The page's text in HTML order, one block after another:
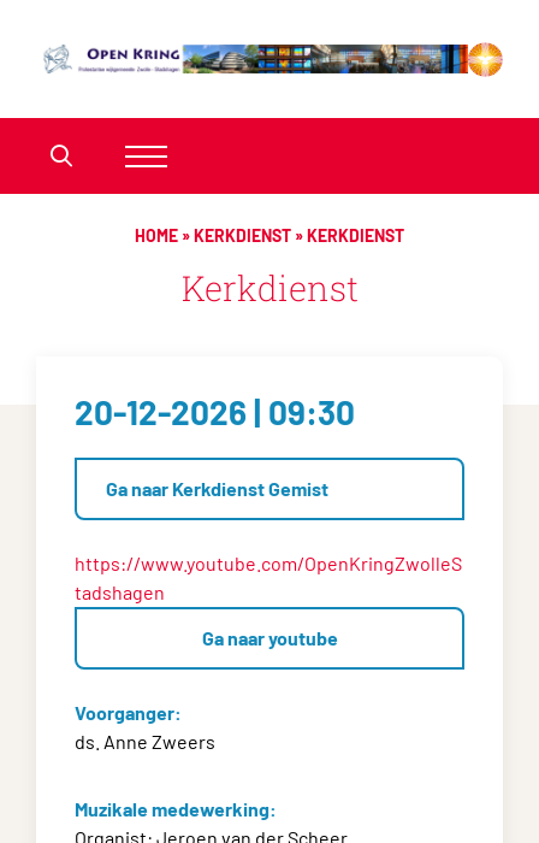
HOME »KERKDIENST »KERKDIENST
Kerkdienst
20-12-2026 | 09:30
Ga naar Kerkdienst Gemist
https://www.youtube.com/OpenKringZwolleS
tadshagen
Ga naar youtube
Voorganger:
ds. Anne Zweers
Muzikale medewerking:
Organist: Jeroen van der Scheer